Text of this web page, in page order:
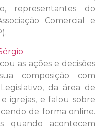
representantes do
Comercial e
as ações e decisões
composição com
da área de
igrejas, e falou sobre
de forma online.
quando acontecem